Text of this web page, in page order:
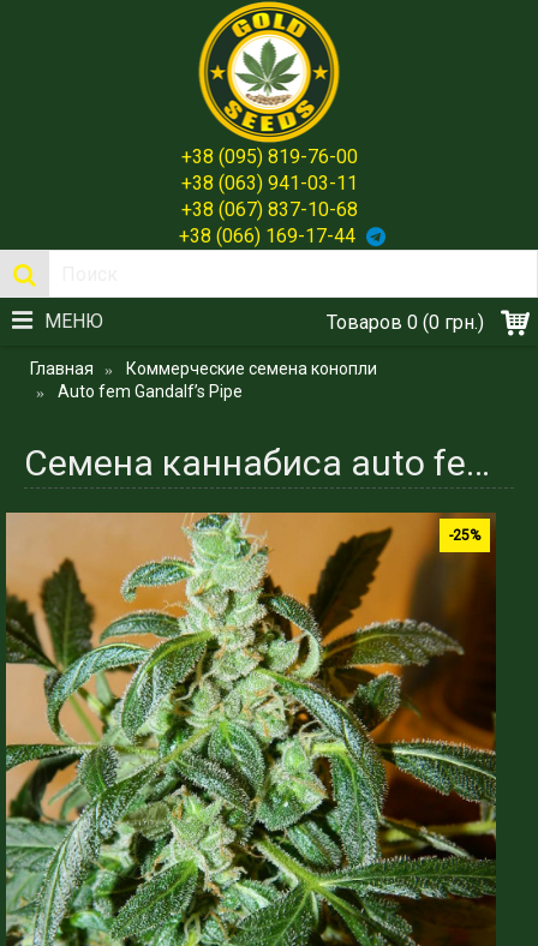
+38 (095) 819-76-00
+38 (063) 941-03-11
+38 (067) 837-10-68
+38 (066) 169-17-44
Товаров 0 (0 грн.)
МЕНЮ
Главная
Коммерческие семена конопли
Auto fem Gandalf’s Pipe
Семена каннабиса auto fem Gandalf’s Pipe - Магический Штамм для Настоящих Ценителей - Gold Seeds
-25%